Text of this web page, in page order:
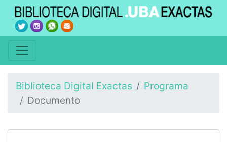
Biblioteca Digital Exactas
Programa
Documento